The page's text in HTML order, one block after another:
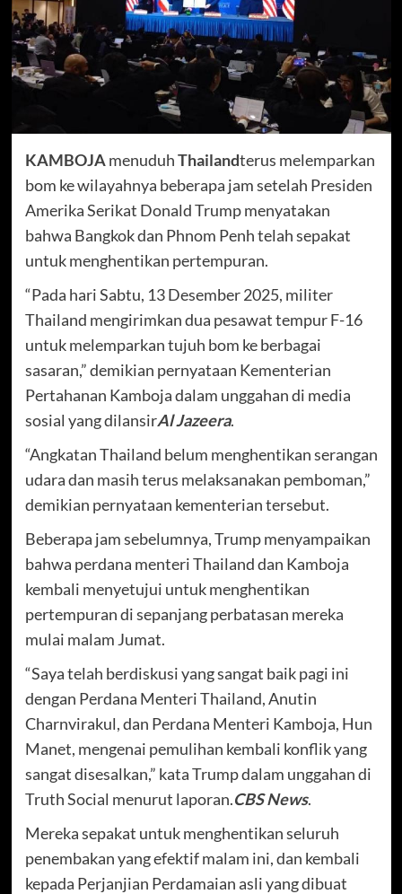
KAMBOJAmenuduhThailandterus melemparkan
bom ke wilayahnya beberapa jam setelah Presiden
Amerika Serikat Donald Trump menyatakan
bahwa Bangkok dan Phnom Penh telah sepakat
untuk menghentikan pertempuran.
“Pada hari Sabtu, 13 Desember 2025, militer
Thailand mengirimkan dua pesawat tempur F-16
untuk melemparkan tujuh bom ke berbagai
sasaran,” demikian pernyataan Kementerian
Pertahanan Kamboja dalam unggahan di media
sosial yang dilansirAl Jazeera.
“Angkatan Thailand belum menghentikan serangan
udara dan masih terus melaksanakan pemboman,”
demikian pernyataan kementerian tersebut.
Beberapa jam sebelumnya, Trump menyampaikan
bahwa perdana menteri Thailand dan Kamboja
kembali menyetujui untuk menghentikan
pertempuran di sepanjang perbatasan mereka
mulai malam Jumat.
“Saya telah berdiskusi yang sangat baik pagi ini
dengan Perdana Menteri Thailand, Anutin
Charnvirakul, dan Perdana Menteri Kamboja, Hun
Manet, mengenai pemulihan kembali konflik yang
sangat disesalkan,” kata Trump dalam unggahan di
Truth Social menurut laporan.CBS News.
Mereka sepakat untuk menghentikan seluruh
penembakan yang efektif malam ini, dan kembali
kepada Perjanjian Perdamaian asli yang dibuat